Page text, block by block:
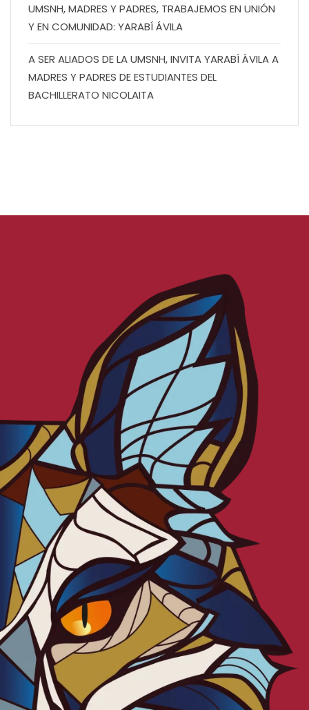
UMSNH, MADRES Y PADRES, TRABAJEMOS EN UNIÓN
Y EN COMUNIDAD: YARABÍ ÁVILA
A SER ALIADOS DE LA UMSNH, INVITA YARABÍ ÁVILA A
MADRES Y PADRES DE ESTUDIANTES DEL
BACHILLERATO NICOLAITA